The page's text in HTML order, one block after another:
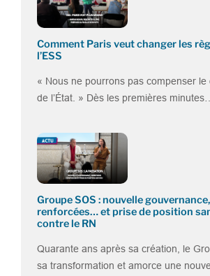
Comment Paris veut changer les
l’ESS
« Nous ne pourrons pas compenser
de l’État. » Dès les premières minutes…
Groupe SOS : nouvelle
renforcées… et prise de position
contre le RN
Quarante ans après sa création, le
sa transformation et amorce une